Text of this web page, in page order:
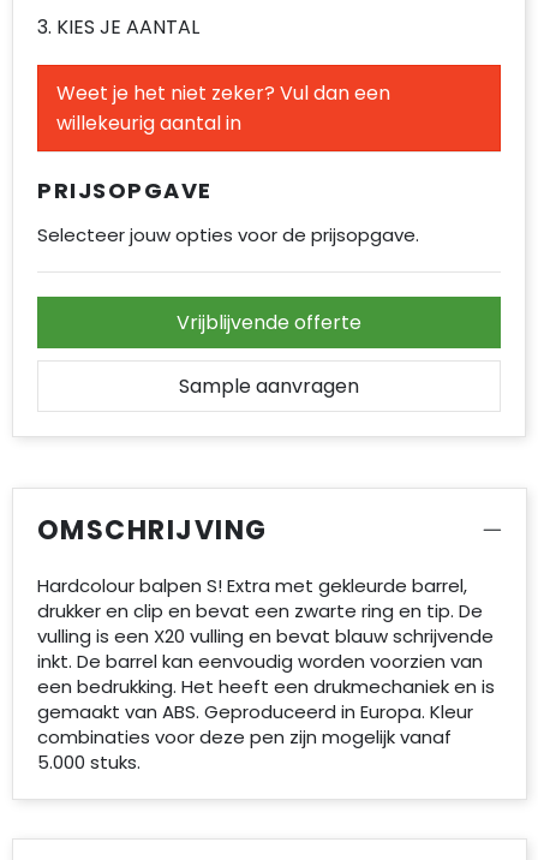
3. KIES JE AANTAL
Weet je het niet zeker? Vul dan een
willekeurig aantal in
PRIJSOPGAVE
Selecteer jouw opties voor de prijsopgave.
Vrijblijvende offerte
Sample aanvragen
OMSCHRIJVING
Hardcolour balpen S! Extra met gekleurde barrel,
drukker en clip en bevat een zwarte ring en tip. De
vulling is een X20 vulling en bevat blauw schrijvende
inkt. De barrel kan eenvoudig worden voorzien van
een bedrukking. Het heeft een drukmechaniek en is
gemaakt van ABS. Geproduceerd in Europa. Kleur
combinaties voor deze pen zijn mogelijk vanaf
5.000 stuks.